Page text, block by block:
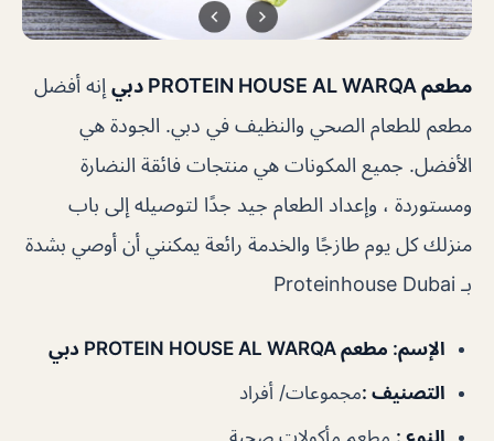
مطعم PROTEIN HOUSE AL WARQA دبي
إنه أفضل
مطعم للطعام الصحي والنظيف في دبي. الجودة هي
الأفضل. جميع المكونات هي منتجات فائقة النضارة
ومستوردة ، وإعداد الطعام جيد جدًا لتوصيله إلى باب
منزلك كل يوم طازجًا والخدمة رائعة يمكنني أن أوصي بشدة
بـ Proteinhouse Dubai
الإسم: مطعم PROTEIN HOUSE AL WARQA دبي
التصنيف :مجموعات/ أفراد
النوع : مطعم مأكولات صحية